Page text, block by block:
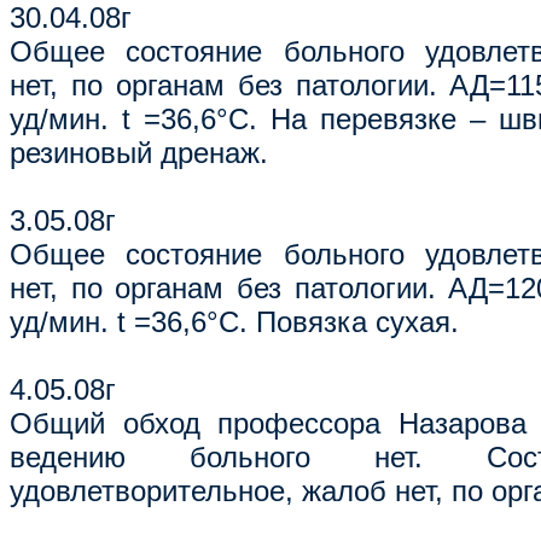
30.04.08г
Общее состояние больного
нет, по органам без патологии.
уд/мин. t =36,6°С. На перевязке –
резиновый дренаж.
3.05.08г
Общее состояние больного
нет, по органам без патологии.
уд/мин. t =36,6°С. Повязка сухая.
4.05.08г
Общий обход профессора
ведению больного нет.
удовлетворительное, жалоб нет, по